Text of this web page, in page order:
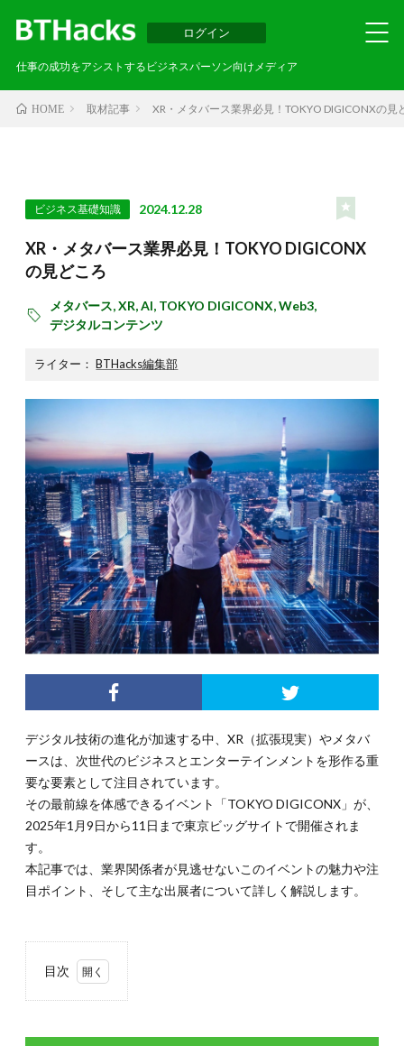
ログイン
仕事の成功をアシストするビジネスパーソン向けメディア
HOME 取材記事 XR・メタバース業界必見！TOKYO DIGICONXの見
ビジネス基礎知識 2024.12.28
XR・メタバース業界必見！TOKYO DIGICONX
の見どころ
メタバース,XR,AI, TOKYO DIGICONX,Web3,
デジタルコンテンツ
ライター：BTHacks編集部
デジタル技術の進化が加速する中、XR（拡張現実）やメタバ
ースは、次世代のビジネスとエンターテインメントを形作る重
要な要素として注目されています。
その最前線を体感できるイベント「TOKYO DIGICONX」が、
2025年1月9日から11日まで東京ビッグサイトで開催されま
す。
本記事では、業界関係者が見逃せないこのイベントの魅力や注
目ポイント、そして主な出展者について詳しく解説します。
目次
1.
DIGICONX